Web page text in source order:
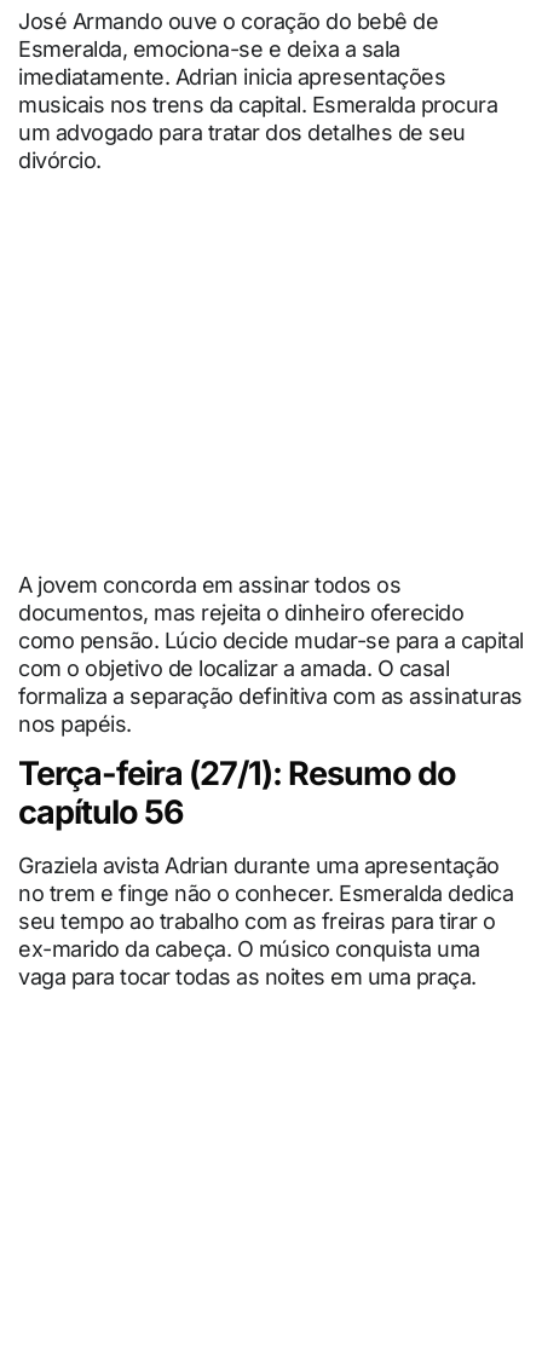
José Armando ouve o coração do bebê de
Esmeralda, emociona-se e deixa a sala
imediatamente. Adrian inicia apresentações
musicais nos trens da capital. Esmeralda procura
um advogado para tratar dos detalhes de seu
divórcio.
A jovem concorda em assinar todos os
documentos, mas rejeita o dinheiro oferecido
como pensão. Lúcio decide mudar-se para a capital
com o objetivo de localizar a amada. O casal
formaliza a separação definitiva com as assinaturas
nos papéis.
Terça-feira (27/1): Resumo do
capítulo 56
Graziela avista Adrian durante uma apresentação
no trem e finge não o conhecer. Esmeralda dedica
seu tempo ao trabalho com as freiras para tirar o
ex-marido da cabeça. O músico conquista uma
vaga para tocar todas as noites em uma praça.